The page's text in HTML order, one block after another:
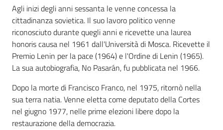
Agli inizi degli anni sessanta le venne concessa la
cittadinanza sovietica. Il suo lavoro politico venne
riconosciuto durante quegli anni e ricevette una laurea
honoris causa nel 1961 dall'Università di Mosca. Ricevette il
Premio Lenin per la pace (1964) e l'Ordine di Lenin (1965).
La sua autobiografia, No Pasarán, fu pubblicata nel 1966.
Dopo la morte di Francisco Franco, nel 1975, ritornò nella
sua terra natia. Venne eletta come deputato della Cortes
nel giugno 1977, nelle prime elezioni libere dopo la
restaurazione della democrazia.